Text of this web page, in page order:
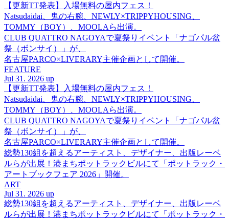
【更新TT発表】入場無料の屋内フェス！
Natsudaidai、鬼の右腕、NEWLY×TRIPPYHOUSING、
TOMMY（BOY）、MOOLAら出演。
CLUB QUATTRO NAGOYAで夏祭りイベント「ナゴパル盆
祭（ボンサイ）」が、
名古屋PARCO×LIVERARY主催企画として開催。
FEATURE
Jul 31. 2026 up
【更新TT発表】入場無料の屋内フェス！
Natsudaidai、鬼の右腕、NEWLY×TRIPPYHOUSING、
TOMMY（BOY）、MOOLAら出演。
CLUB QUATTRO NAGOYAで夏祭りイベント「ナゴパル盆
祭（ボンサイ）」が、
名古屋PARCO×LIVERARY主催企画として開催。
総勢130組を超えるアーティスト、デザイナー、出版レーベ
ルらが出展！港まちポットラックビルにて「ポットラック・
アートブックフェア 2026」開催。
ART
Jul 31. 2026 up
総勢130組を超えるアーティスト、デザイナー、出版レーベ
ルらが出展！港まちポットラックビルにて「ポットラック・